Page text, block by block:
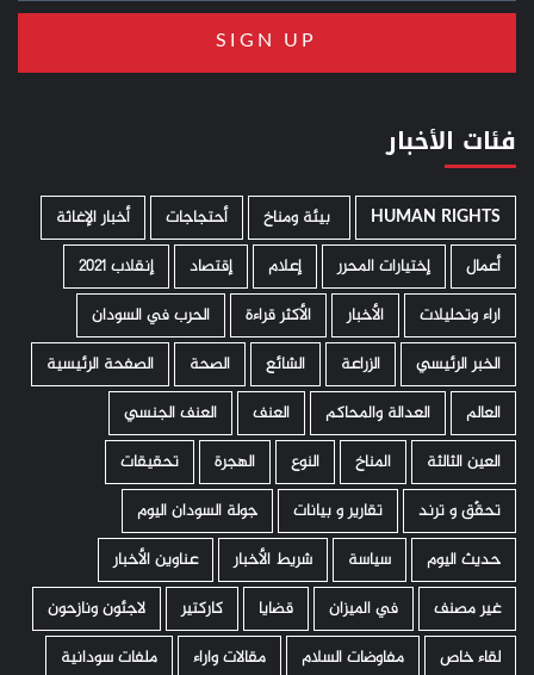
فئات الأخبار
HUMAN RIGHTS ­ بيئة ومناخ أحتجاجات
أخبار الإغاثة
أعمال
إختيارات المحرر إعلام إقتصاد
إنقلاب 2021
اراء وتحليلات
الأخبار الأكثر قراءة
الحرب في السودان
الخبر الرئيسي
الزراعة الشائع الصحة
الصفحة الرئيسية
العالم
العدالة والمحاكم العنف
العنف الجنسي
العين الثالثة
المناخ النوع الهجرة
تحقيقات
تحقّق و ترند
تقارير و بيانات
جولة السودان اليوم
حديث اليوم
سياسة شريط الأخبار
عناوين الأخبار
غير مصنف
في الميزان قضايا كاركتير
لاجئون ونازحون
لقاء خاص
مفاوضات السلام مقالات واراء ملفات سودانية